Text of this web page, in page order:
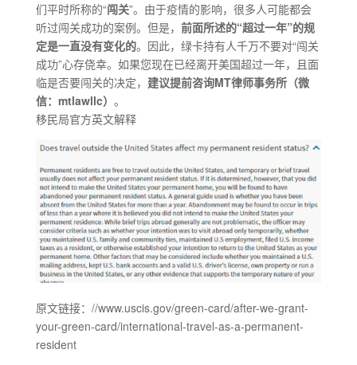
们平时所称的“闯关”。由于疫情的影响，很多人可能都会
听过闯关成功的案例。但是， 前面所述的“超过一年”的规
定是一直没有变化的。因此，绿卡持有人千万不要对“闯关
成功”心存侥幸。如果您现在已经离开美国超过一年，且面
临是否要闯关的决定， 建议提前咨询MT律师事务所（微
信：mtlawllc） 。
移民局官方英文解释
原文链接：//www.uscis.gov/green-card/after-we-grant-
your-green-card/international-travel-as-a-permanent-
resident